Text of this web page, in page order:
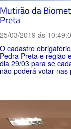
Mutirão da
Preta
25/03/2019 ás
O cadastro
Pedra Preta e região
dia 29/03 para se
não poderá votar nas